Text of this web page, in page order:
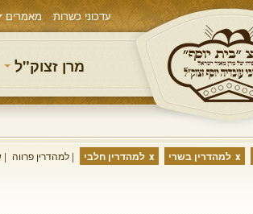
עדכוני כשרות מאמרים
מרן זצוק"ל
למהדרין בשרי למהדרין חלבי למהדרין פרווה